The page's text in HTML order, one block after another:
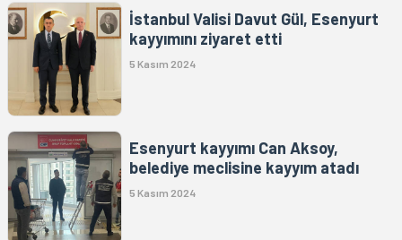
İstanbul Valisi Davut Gül, Esenyurt
kayyımını ziyaret etti
5 Kasım 2024
Esenyurt kayyımı Can Aksoy,
belediye meclisine kayyım atadı
5 Kasım 2024